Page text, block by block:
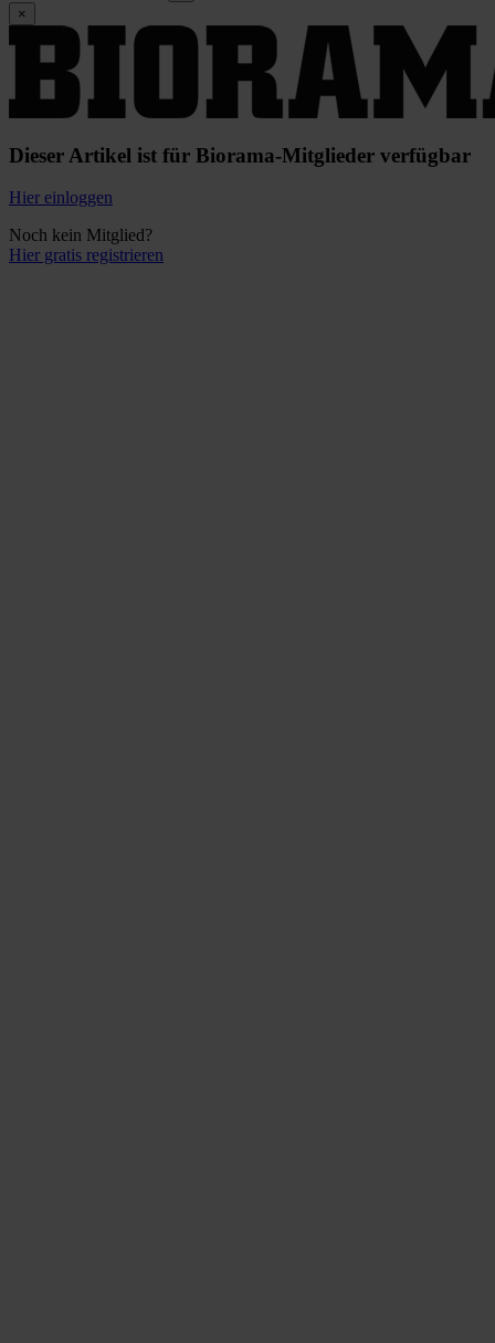
×
Dieser Artikel ist für Biorama-Mitglieder verfügbar
Hier einloggen
Noch kein Mitglied?
Hier gratis registrieren